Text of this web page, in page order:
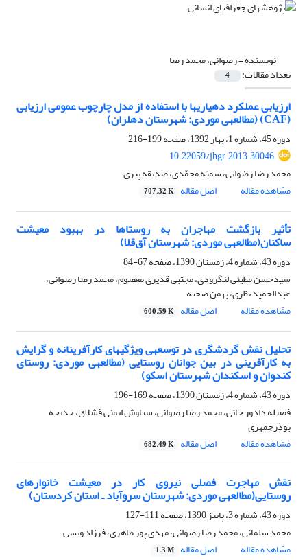
نویسنده =رضوانی، محمد رضا
تعداد مقالات: 4
ارزیابی عملکرد دهیاری‎ها با استفاده از مدل چارچوب عمومی ارزیابی
(CAF) (مطالعه‎ی موردی: شهرستان دهلران)
دوره 45، شماره 1، بهار 1392، صفحه
199-216
10.22059/jhgr.2013.30046
محمد رضا رضوانی، سمیّه محمّدی، صدیقه پیری
مشاهده مقاله
اصل مقاله 707.32 K
تأثیر بازگشت مهاجران به روستاها در بهبود معیشت
ساکنان(مطالعه‎ی موردی: شهرستان آق‌قلا)
دوره 43، شماره 4، زمستان 1390، صفحه
67-84
سیدحسن مطیئی لنگرودی، مجتبی قدیری معصوم، محمد رضا رضوانی،
عبدالحمید نظری، بهمن صحنه
مشاهده مقاله
اصل مقاله 600.59 K
تحلیل نقش گردشگری در توسعه‎ی ویژگی‎های کارآفرینانه و گرایش
به کارآفرینی در بین جوانان روستایی (مطالعه‎ی موردی: روستای
کندوان و اسکندان شهرستان اسکو)
دوره 43، شماره 4، زمستان 1390، صفحه
169-196
فضیله دادور خانی، محمد رضا رضوانی، سیاوش ایمنی قشلاق، خدیجه
بوذرجمهری
مشاهده مقاله
اصل مقاله 682.49 K
نقش مهاجرت فصلی نیروی کار در معیشت خانوارهای
روستایی(مطالعه‎ی موردی: شهرستان سروآباد ـ استان کردستان)
دوره 43، شماره 3، پاییز 1390، صفحه
111-127
محمد سلمانی، محمد رضا رضوانی، مهدی پور طاهری، فرزاد ویسی
مشاهده مقاله
اصل مقاله 1.3 M